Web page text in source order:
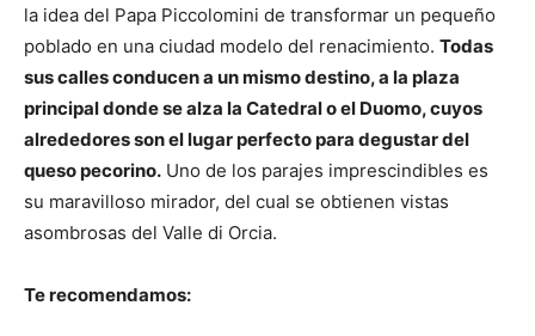
la idea del Papa Piccolomini de transformar un pequeño
poblado en una ciudad modelo del renacimiento. Todas
sus calles conducen a un mismo destino, a la plaza
principal donde se alza la Catedral o el Duomo, cuyos
alrededores son el lugar perfecto para degustar del
queso pecorino. Uno de los parajes imprescindibles es
su maravilloso mirador, del cual se obtienen vistas
asombrosas del Valle di Orcia.
Te recomendamos: